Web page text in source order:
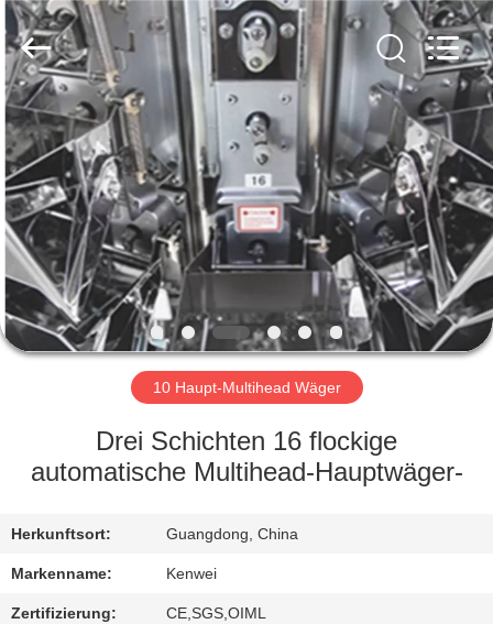
STARTSEITE
PRODUKTE
ÜBER
UNS
FABRIK
QUALITÄTSKONTROLLE
KONTAKT
REFERENZEN
Fournisseur.
Copyright
©
2020
2022
multi-
weigher.com.
Rights
Reserved.
10 Haupt-Multihead Wäger
Drei Schichten 16 flockige
automatische Multihead-Hauptwäger-
Herkunftsort: Guangdong, China
Markenname: Kenwei
Zertifizierung: CE,SGS,OIML